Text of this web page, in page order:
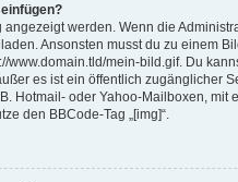
werden. Wenn die
Ansonsten musst du zu einem
www.domain.tld/mein-bild.gif. Du
es ist ein öffentlich zugänglicher
Hotmail- oder Yahoo-Mailboxen, mit
den BBCode-Tag „[img]“.